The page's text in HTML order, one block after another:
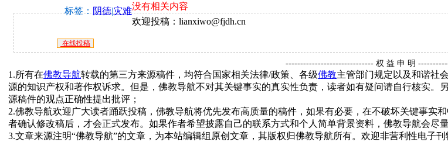
标签：阴德|灾难没有相关内容
欢迎投稿：lianxiwo@fjdh.cn
在线投稿
------------------------------ 权 益 申 明
1.所有在佛教导航转载的第三方来源稿件，均符合国家相关法律/政策、各级佛教主管部门规定以及和谐社
源的知识产权和著作权诉求。但是，佛教导航不对其关键事实的真实性负责，读者如有疑问请自行核实
源稿件的观点正确性提出批评；
2.佛教导航欢迎广大读者踊跃投稿，佛教导航将优先发布高质量的稿件，如果有必要，在不破坏关键事实
者确认修改稿后，才会正式发布。如果作者希望披露自己的联系方式和个人简单背景资料，佛教导航会尽
3.文章来源注明“佛教导航”的文章，为本站编辑组原创文章，其版权归佛教导航所有。欢迎非营利性电子